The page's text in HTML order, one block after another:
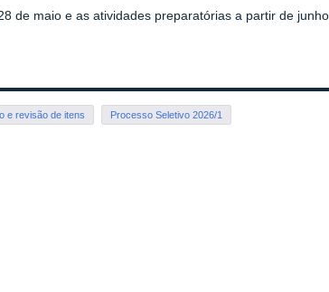
de maio e as atividades preparatórias a partir de
e revisão de itens Processo Seletivo 2026/1